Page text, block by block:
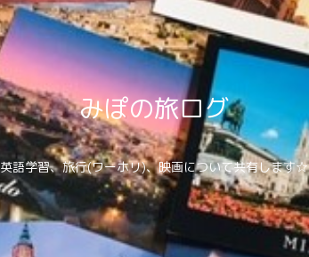
みぽの旅ログ
英語学習、旅行(ワーホリ)、映画について共有します☆